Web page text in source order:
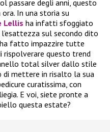
passare degli anni, questo
In una storia su
Lellis ha infatti sfoggiato
l’esattezza sul secondo dito
ha fatto impazzire tutte
rispolverare questo trend
total silver dallo stile
di mettere in risalto la sua
curatissima, con
E voi, siete pronte a
questa estate?